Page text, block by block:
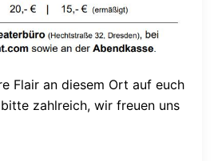
Flair an diesem Ort auf euch
zahlreich, wir freuen uns